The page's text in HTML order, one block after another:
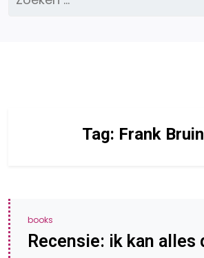
naar:
Tag: Frank
books
Recensie: ik kan alles